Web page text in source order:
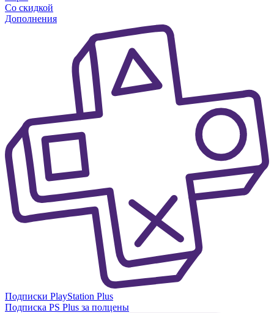
Со скидкой
Дополнения
Подписки PlayStation Plus
Подписка PS Plus за полцены